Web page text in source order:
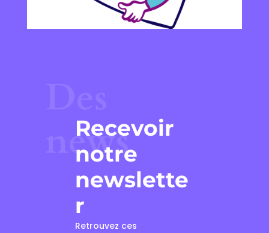
news
Recevoir
notre
newslette
r
Retrouvez ces